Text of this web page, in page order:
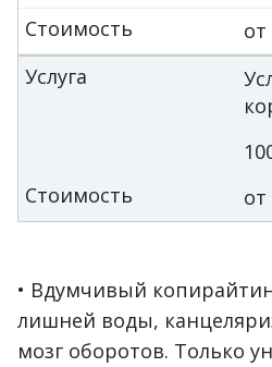
от
Стоимость
Услуга
от
Стоимость
• Вдумчивый
лишней воды,
мозг оборотов. Только